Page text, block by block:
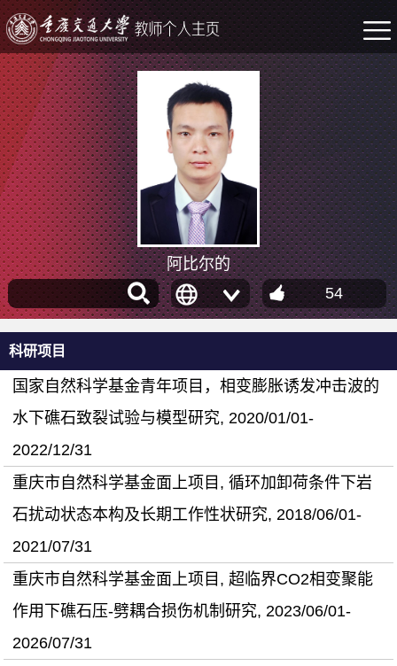
阿比尔的
54
科研项目
国家自然科学基金青年项目，相变膨胀诱发冲击波的
水下礁石致裂试验与模型研究, 2020/01/01-
2022/12/31
重庆市自然科学基金面上项目, 循环加卸荷条件下岩
石扰动状态本构及长期工作性状研究, 2018/06/01-
2021/07/31
重庆市自然科学基金面上项目, 超临界CO2相变聚能
作用下礁石压-劈耦合损伤机制研究, 2023/06/01-
2026/07/31